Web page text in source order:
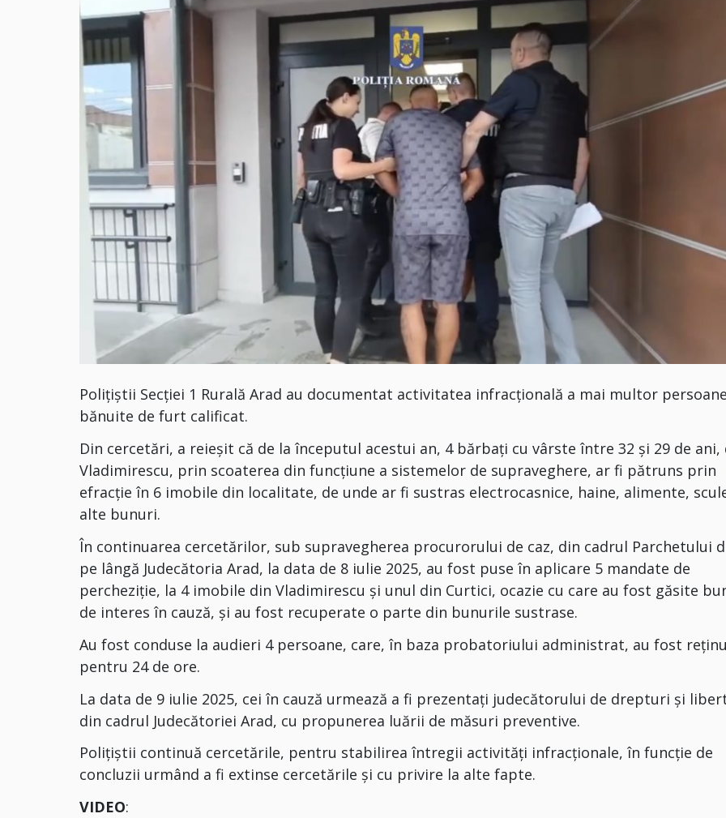
Polițiștii Secției 1 Rurală Arad au documentat activitatea infracțională a mai multor
bănuite de furt calificat.
Din cercetări, a reieșit că de la începutul acestui an, 4 bărbați cu vârste între 32 și 29 de ani,
Vladimirescu, prin scoaterea din funcțiune a sistemelor de supraveghere, ar fi pătruns prin
efracție în 6 imobile din localitate, de unde ar fi sustras electrocasnice, haine, alimente,
alte bunuri.
În continuarea cercetărilor, sub supravegherea procurorului de caz, din cadrul Parchetului
pe lângă Judecătoria Arad, la data de 8 iulie 2025, au fost puse în aplicare 5 mandate de
percheziție, la 4 imobile din Vladimirescu și unul din Curtici, ocazie cu care au fost găsite
de interes în cauză, și au fost recuperate o parte din bunurile sustrase.
Au fost conduse la audieri 4 persoane, care, în baza probatoriului administrat, au fost
pentru 24 de ore.
La data de 9 iulie 2025, cei în cauză urmează a fi prezentați judecătorului de drepturi și
din cadrul Judecătoriei Arad, cu propunerea luării de măsuri preventive.
Polițiștii continuă cercetările, pentru stabilirea întregii activități infracționale, în funcție de
concluzii urmând a fi extinse cercetările și cu privire la alte fapte.
VIDEO: